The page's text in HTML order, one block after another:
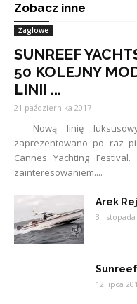
Zobacz inne
Żaglowe
SUNREEF
50 KOLEJNY
LINII ...
21 października 2017
Nową linię
zaprezentowano po raz
Cannes Yachting
zainteresowaniem....
Arek
3 listopada
12 lipca